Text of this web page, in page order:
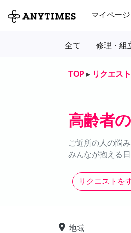
マイページ
全て 修理・組
TOP ▸ リクエスト
高齢者
ご近所の人の悩
みんなが抱える
リクエストを
place 地域